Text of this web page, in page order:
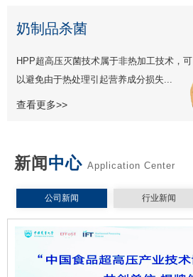
奶制品杀菌
HPP超高压灭菌技术属于非热加工技术，可
以避免由于热处理引起营养成分损失...
查看更多>>
新闻中心 Application Center
公司新闻 行业新闻